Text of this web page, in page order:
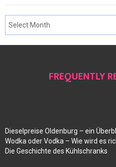
FREQUENTLY
Dieselpreise Oldenburg – ein
Wodka oder Vodka – Wie wird es
Die Geschichte des Kühlschranks